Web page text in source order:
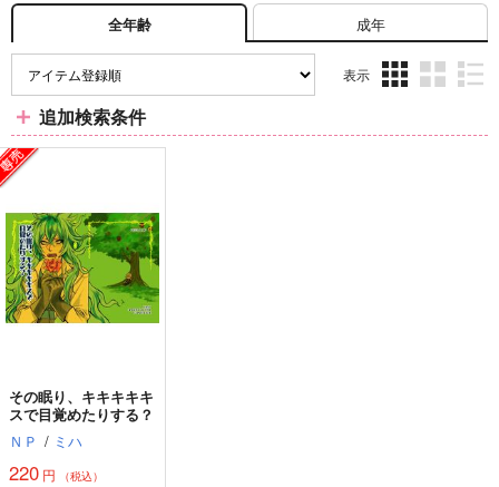
全年齢 成年
表示
ム
ム
ム
追加検索条件
その眠り、キキキキキ
スで目覚めたりする？
ＮＰ / ミハ
220 円 （税込）